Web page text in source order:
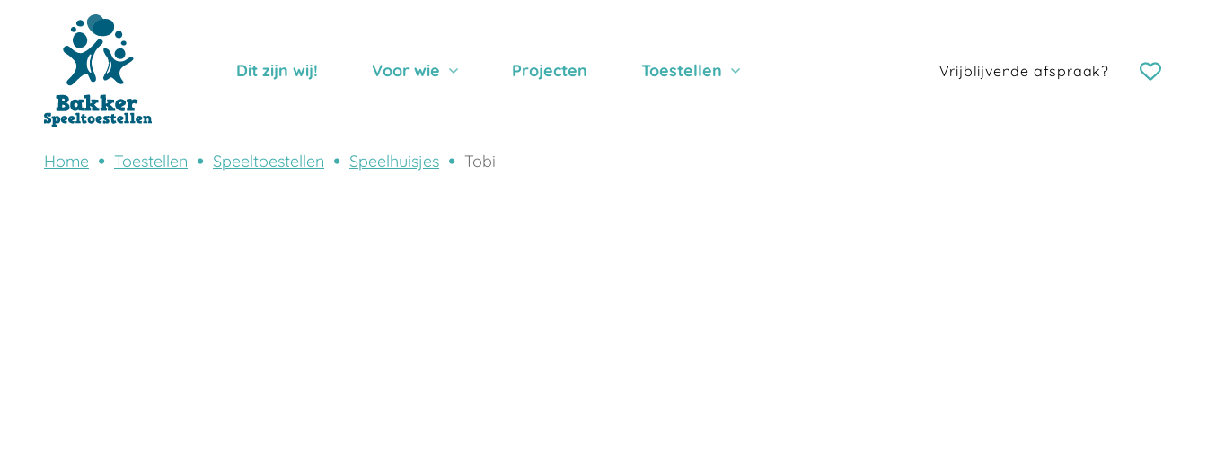
Dit zijn wij! Voor wie Projecten Toestellen Vrijblijvende afspraak?
Home Toestellen Speeltoestellen Speelhuisjes Tobi